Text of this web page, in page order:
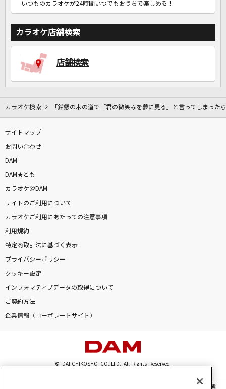
いつものカラオケが24時間いつでもおうちで楽しめる！
カラオケ店舗検索
店舗検索
カラオケ検索 「鈴懸の木の道で「君の微笑みを夢に見る」と言ってしまっ
サイトマップ
お問い合わせ
DAM
DAM★とも
カラオケ＠DAM
サイトのご利用について
カラオケご利用にあたっての注意事項
利用規約
特定商取引法に基づく表示
プライバシーポリシー
クッキー設定
インフォマティブデータの取得について
ご契約方法
企業情報（コーポレートサイト）
© DAIICHIKOSHO CO.,LTD. All Rights Reserved.
このサイトに掲載されている一切の文章・画像・写真・動画・音声等を、手段や形態